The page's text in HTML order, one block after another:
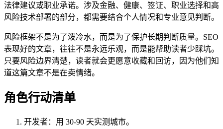
法律建议或职业承诺。涉及金融、健康、签证、职业选择和高
风险技术部署的部分，都需要结合个人情况和专业意见判断。
风险框架不是为了泼冷水，而是为了保护长期判断质量。SEO
表现好的文章，往往不是永远乐观，而是能帮助读者少踩坑。
只要风险边界清楚，读者就会更愿意收藏和回访，因为他们知
道这篇文章不是在卖情绪。
角色行动清单
开发者：用 30-90 天实测城市。